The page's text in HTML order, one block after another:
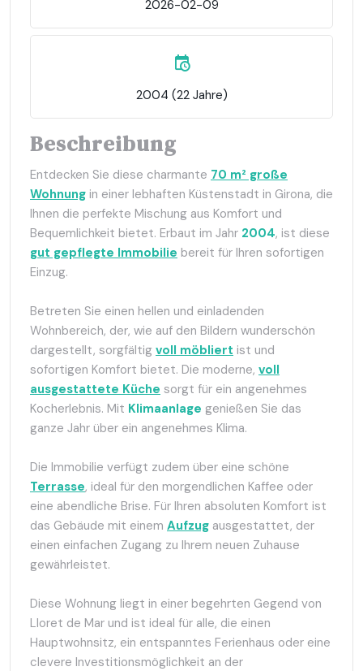
2026-02-09
2004 (22 Jahre)
Beschreibung
Entdecken Sie diese charmante 70 m² große
Wohnung in einer lebhaften Küstenstadt in Girona, die
Ihnen die perfekte Mischung aus Komfort und
Bequemlichkeit bietet. Erbaut im Jahr 2004, ist diese
gut gepflegte Immobilie bereit für Ihren sofortigen
Einzug.
Betreten Sie einen hellen und einladenden
Wohnbereich, der, wie auf den Bildern wunderschön
dargestellt, sorgfältig voll möbliert ist und
sofortigen Komfort bietet. Die moderne, voll
ausgestattete Küche sorgt für ein angenehmes
Kocherlebnis. Mit Klimaanlage genießen Sie das
ganze Jahr über ein angenehmes Klima.
Die Immobilie verfügt zudem über eine schöne
Terrasse, ideal für den morgendlichen Kaffee oder
eine abendliche Brise. Für Ihren absoluten Komfort ist
das Gebäude mit einem Aufzug ausgestattet, der
einen einfachen Zugang zu Ihrem neuen Zuhause
gewährleistet.
Diese Wohnung liegt in einer begehrten Gegend von
Lloret de Mar und ist ideal für alle, die einen
Hauptwohnsitz, ein entspanntes Ferienhaus oder eine
clevere Investitionsmöglichkeit an der